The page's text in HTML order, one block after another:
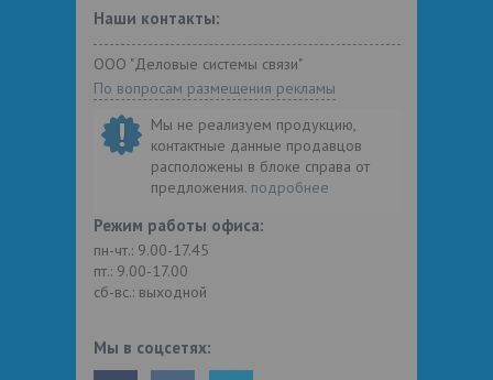
Наши контакты:
ООО "Деловые системы связи"
По вопросам размещения рекламы
Мы не реализуем продукцию,
контактные данные продавцов
расположены в блоке справа от
предложения. подробнее
Режим работы офиса:
пн-чт.: 9.00-17.45
пт.: 9.00-17.00
сб-вс.: выходной
Мы в соцсетях: